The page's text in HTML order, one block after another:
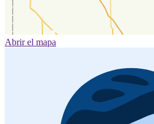
Abrir el mapa